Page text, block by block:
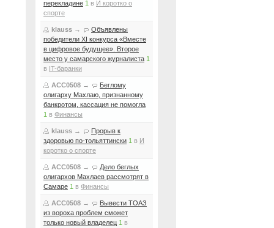
перекладине 1 в И коротко о
спорте
klauss →
Объявлены
победители XI конкурса «Вместе
в цифровое будущее». Второе
место у самарского журналиста 1
в IT-баранки
ACC0508 →
Беглому
олигарху Махлаю, признанному
банкротом, кассация не помогла
1 в Финансы
klauss →
Прорыв к
здоровью по-тольяттински 1 в И
коротко о спорте
ACC0508 →
Дело беглых
олигархов Махлаев рассмотрят в
Самаре 1 в Финансы
ACC0508 →
Вывести ТОАЗ
из вороха проблем сможет
только новый владелец 1 в